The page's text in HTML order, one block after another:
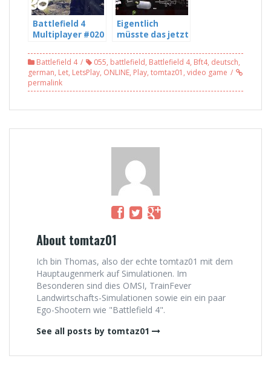
Battlefield 4
Multiplayer #020
immer ab… – mit
Freddy LP und
DJNLetsPlays
Eigentlich
müsste das jetzt
Battlefield 4 MP
#041
Battlefield 4 055, battlefield, Battlefield 4, Bft4, deutsch,
german, Let, LetsPlay, ONLINE, Play, tomtaz01 , video game
permalink
About tomtaz01
Ich bin Thomas, also der echte tomtaz01 mit dem
Hauptaugenmerk auf Simulationen. Im
Besonderen sind dies OMSI, TrainFever
Landwirtschafts-Simulationen sowie ein ein paar
Ego-Shootern wie "Battlefield 4".
See all posts by tomtaz01